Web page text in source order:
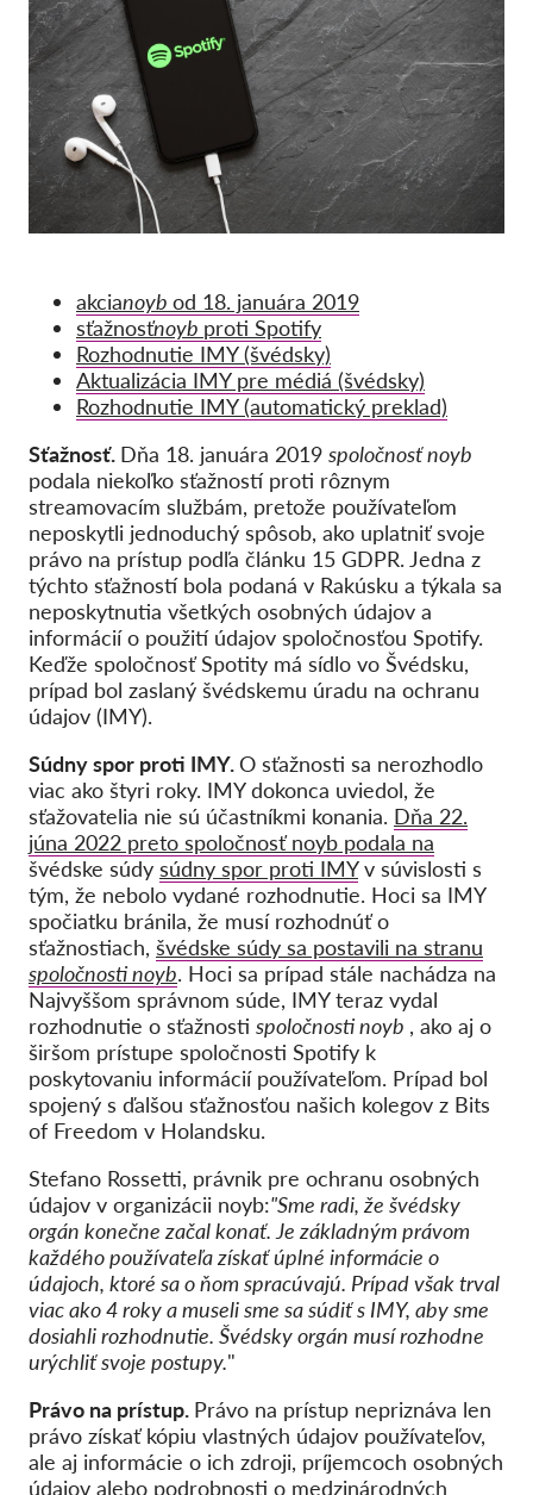
Kontakt
GDPRhub
akcianoyb od 18. januára 2019
sťažnosťnoyb proti Spotify
Rozhodnutie IMY (švédsky)
Aktualizácia IMY pre médiá (švédsky)
Rozhodnutie IMY (automatický preklad)
Sťažnosť. Dňa 18. januára 2019 spoločnosť noyb
podala niekoľko sťažností proti rôznym
streamovacím službám, pretože používateľom
neposkytli jednoduchý spôsob, ako uplatniť svoje
právo na prístup podľa článku 15 GDPR. Jedna z
týchto sťažností bola podaná v Rakúsku a týkala sa
neposkytnutia všetkých osobných údajov a
informácií o použití údajov spoločnosťou Spotify.
Keďže spoločnosť Spotity má sídlo vo Švédsku,
prípad bol zaslaný švédskemu úradu na ochranu
údajov (IMY).
Súdny spor proti IMY.O sťažnosti sa nerozhodlo
viac ako štyri roky. IMY dokonca uviedol, že
sťažovatelia nie sú účastníkmi konania. Dňa 22.
júna 2022 preto spoločnosť noyb podala na
švédske súdy súdny spor proti IMYv súvislosti s
tým, že nebolo vydané rozhodnutie. Hoci sa IMY
spočiatku bránila, že musí rozhodnúť o
sťažnostiach, švédske súdy sa postavili na stranu
spoločnosti noyb. Hoci sa prípad stále nachádza na
Najvyššom správnom súde, IMY teraz vydal
rozhodnutie o sťažnosti spoločnosti noyb , ako aj o
širšom prístupe spoločnosti Spotify k
poskytovaniu informácií používateľom. Prípad bol
spojený s ďalšou sťažnosťou našich kolegov z Bits
of Freedom v Holandsku.
Stefano Rossetti, právnik pre ochranu osobných
údajov v organizácii noyb:"Sme radi, že švédsky
orgán konečne začal konať. Je základným právom
každého používateľa získať úplné informácie o
údajoch, ktoré sa o ňom spracúvajú. Prípad však trval
viac ako 4 roky a museli sme sa súdiť s IMY, aby sme
dosiahli rozhodnutie. Švédsky orgán musí rozhodne
urýchliť svoje postupy."
Právo na prístup. Právo na prístup nepriznáva len
právo získať kópiu vlastných údajov používateľov,
ale aj informácie o ich zdroji, príjemcoch osobných
údajov alebo podrobnosti o medzinárodných